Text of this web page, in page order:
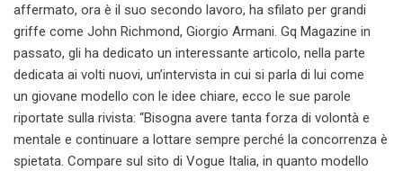
affermato, ora è il suo secondo lavoro, ha sfilato per grandi
griffe come John Richmond, Giorgio Armani. Gq Magazine in
passato, gli ha dedicato un interessante articolo, nella parte
dedicata ai volti nuovi, un’intervista in cui si parla di lui come
un giovane modello con le idee chiare, ecco le sue parole
riportate sulla rivista: “Bisogna avere tanta forza di volontà e
mentale e continuare a lottare sempre perché la concorrenza è
spietata. Compare sul sito di Vogue Italia, in quanto modello